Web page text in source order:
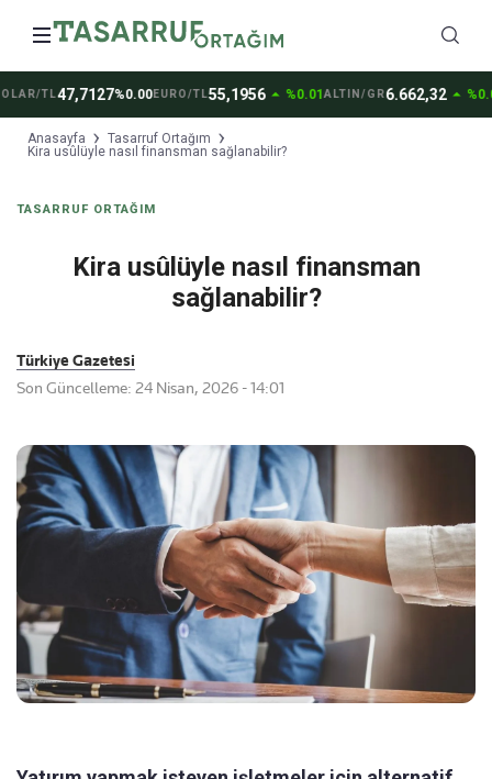
TL47,7127%0.00EURO/TL55,1956arrow_drop_up %0.01ALTIN/GR6.662,32arrow_drop_up %0.03
Anasayfa
Tasarruf Ortağım
Kira usûlüyle nasıl finansman sağlanabilir?
TASARRUF ORTAĞIM
Kira usûlüyle nasıl finansman
sağlanabilir?
Türkiye Gazetesi
Son Güncelleme: 24 Nisan, 2026 - 14:01